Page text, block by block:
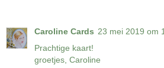
Caroline Cards 23 mei 2019 om
Prachtige kaart!
groetjes, Caroline